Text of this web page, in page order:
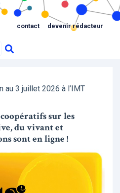
contact devenir rédacteur
au 3 juillet 2026 à l’IMT
coopératifs sur les
du vivant et
sont en ligne !